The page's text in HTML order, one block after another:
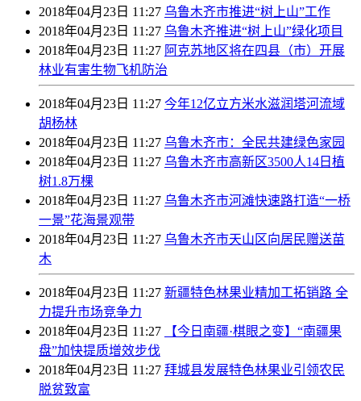
2018年04月23日 11:27 乌鲁木齐市推进“树上山”工作
2018年04月23日 11:27 乌鲁木齐推进“树上山”绿化项目
2018年04月23日 11:27 阿克苏地区将在四县（市）开展
林业有害生物飞机防治
2018年04月23日 11:27 今年12亿立方米水滋润塔河流域
胡杨林
2018年04月23日 11:27 乌鲁木齐市：全民共建绿色家园
2018年04月23日 11:27 乌鲁木齐市高新区3500人14日植
树1.8万棵
2018年04月23日 11:27 乌鲁木齐市河滩快速路打造“一桥
一景”花海景观带
2018年04月23日 11:27 乌鲁木齐市天山区向居民赠送苗
木
2018年04月23日 11:27 新疆特色林果业精加工拓销路 全
力提升市场竞争力
2018年04月23日 11:27
【今日南疆·棋眼之变】“南疆果
盘”加快提质增效步伐
2018年04月23日 11:27 拜城县发展特色林果业引领农民
脱贫致富